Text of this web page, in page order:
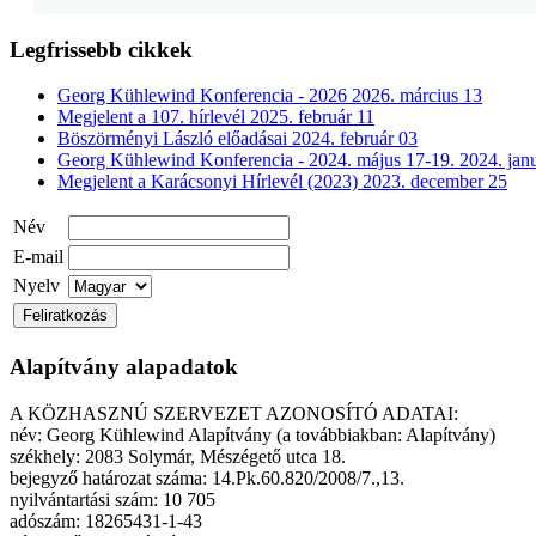
Legfrissebb cikkek
Georg Kühlewind Konferencia - 2026 2026. március 13
Megjelent a 107. hírlevél 2025. február 11
Böszörményi László előadásai 2024. február 03
Georg Kühlewind Konferencia - 2024. május 17-19. 2024.
Megjelent a Karácsonyi Hírlevél (2023) 2023. december 25
Név
E-mail
Nyelv
Alapítvány alapadatok
A KÖZHASZNÚ SZERVEZET AZONOSÍTÓ ADATAI:
név: Georg Kühlewind Alapítvány (a továbbiakban: Alapítvány)
székhely: 2083 Solymár, Mészégető utca 18.
bejegyző határozat száma: 14.Pk.60.820/2008/7.,13.
nyilvántartási szám: 10 705
adószám: 18265431-1-43